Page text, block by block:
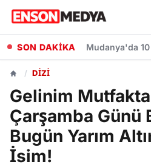
SON DAKİKA
/ DIZI
Gelinim
Çarşamba Günü
Bugün Yarım
İsim!